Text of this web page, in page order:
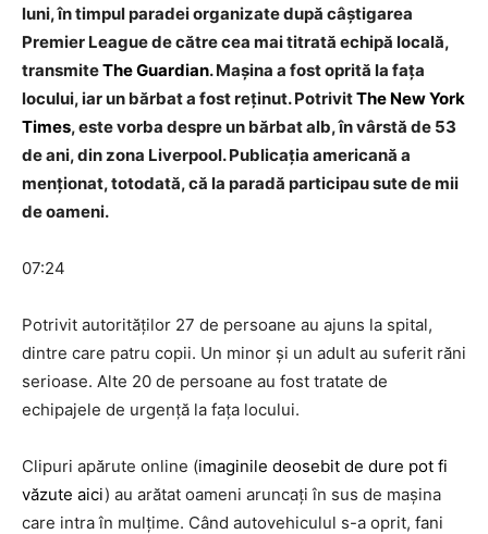
luni, în timpul paradei organizate după câștigarea
Premier League de către cea mai titrată echipă locală,
transmiteThe Guardian. Mașina a fost oprită la fața
locului, iar un bărbat a fost reținut. PotrivitThe New York
Times, este vorba despre un bărbat alb, în vârstă de 53
de ani, din zona Liverpool. Publicația americană a
menționat, totodată, că la paradă participau sute de mii
de oameni.
07:24
Potrivit autorităților 27 de persoane au ajuns la spital,
dintre care patru copii. Un minor și un adult au suferit răni
serioase. Alte 20 de persoane au fost tratate de
echipajele de urgență la fața locului.
Clipuri apărute online (imaginile deosebit de dure pot fi
văzute aici) au arătat oameni aruncați în sus de mașina
care intra în mulțime. Când autovehiculul s-a oprit, fani